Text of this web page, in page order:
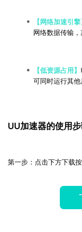
【网络加速引擎
网络数据传输，
【低资源占用】
可同时运行其他
UU加速器的使用步
第一步：点击下方下载